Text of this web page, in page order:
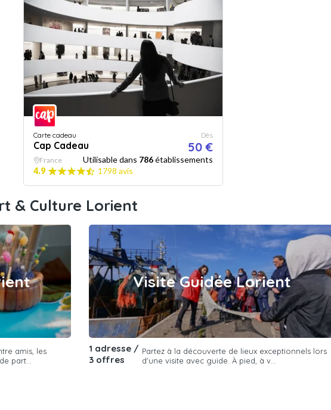
Carte cadeau
Cap Cadeau
Dès
50 €
France Utilisable dans 786établissements
4.9
1798 avis
& Culture Lorient
amis, les
part...
Visite Guidée Lorient
1 adresse /
3 offres
Partez à la découverte de lieux exceptionnels lors
d'une visite avec guide. À pied, à v...